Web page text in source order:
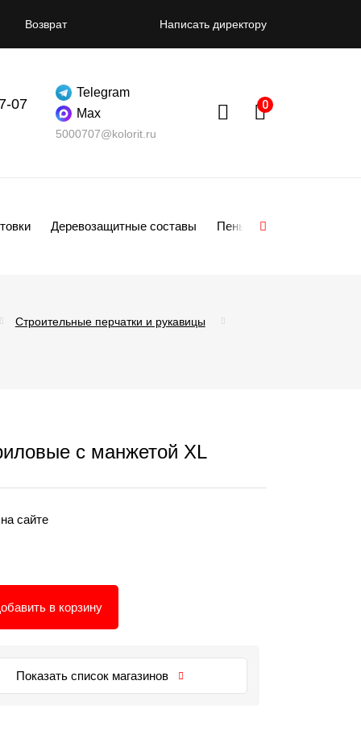
Возврат Написать директору
07
Telegram
Max
5000707@kolorit.ru
Деревозащитные составы Пены
Строительные перчатки и рукавицы
с манжетой XL
сайте
в корзину
Показать список магазинов